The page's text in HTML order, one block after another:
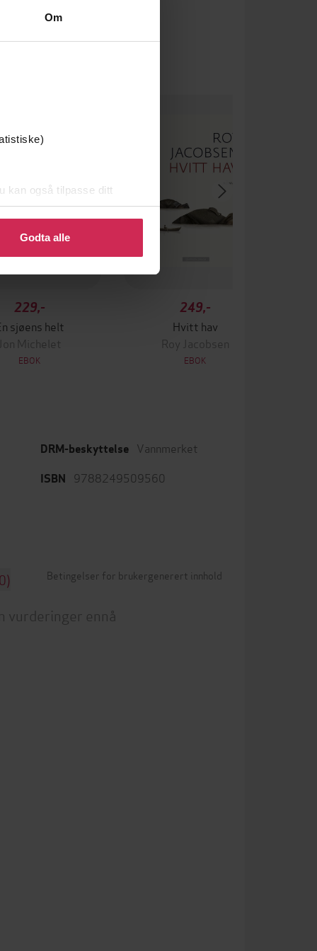
Om
kan også tilpasse ditt
eller endre ditt samtykke.
Godta alle
229,-
sjøens helt
Jon Michelet
EBOK
249,-
Hvitt hav
Roy Jacobsen
EBOK
DRM-beskyttelse Vannmerket
ISBN 9788249509560
Betingelser for brukergenerert innhold
vurderinger ennå